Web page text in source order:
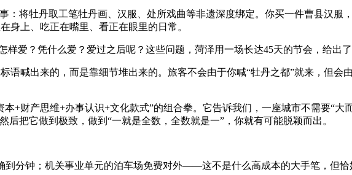
将牡丹取工笔牡丹画、汉服、处所戏曲等非遗深度绑定。你买一件曹县汉服
身上、吃正在嘴里、看正在眼里的日常。
爱？凭什么爱？爱过之后呢？这些问题，菏泽用一场长达45天的节会，给出了
喊出来的，而是靠细节堆出来的。旅客不会由于你喊“牡丹之都”就来，但会
财产思维+办事认识+文化款式”的组合拳。它告诉我们，一座城市不需要“大
把它做到极致，做到“一就是全数，全数就是一”，你就有可能脱颖而出。
钟；机关事业单元的泊车场免费对外——这不是什么高成本的大手笔，但恰